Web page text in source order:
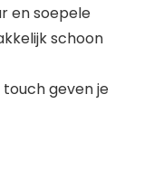
en soepele
schoon
geven je